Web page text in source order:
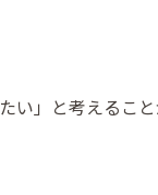
い」と考えるこ